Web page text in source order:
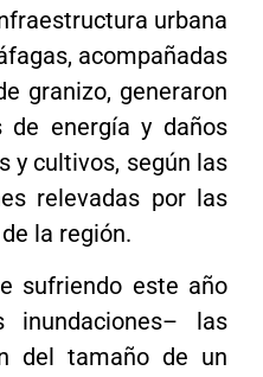
urbana
acompañadas
granizo, generaron
de energía y daños
y cultivos, según las
relevadas por las
la región.
sufriendo este año
las
del tamaño de un